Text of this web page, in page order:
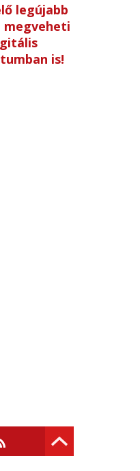
legújabb
megveheti
is!